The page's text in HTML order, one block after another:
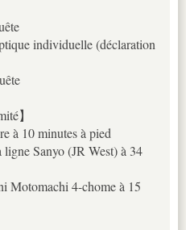
individuelle (déclaration
】
à 10 minutes à pied
Sanyo (JR West) à 34
Motomachi 4-chome à 15